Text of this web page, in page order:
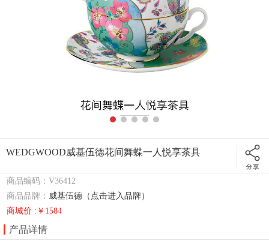
WEDGWOOD威基伍德花间舞蝶一人悦享茶具
商品编码：V36412
商品品牌： 威基伍德（点击进入品牌）
商城价 :￥1584
产品详情